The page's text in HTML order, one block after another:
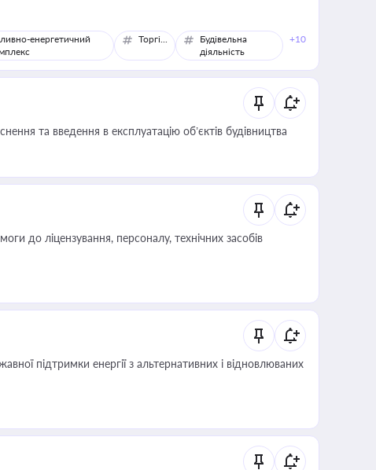
енергетичний
Торгівля
Будівельна
діяльність
+10
та введення в експлуатацію об’єктів будівництва
до ліцензування, персоналу, технічних засобів
підтримки енергії з альтернативних і відновлюваних